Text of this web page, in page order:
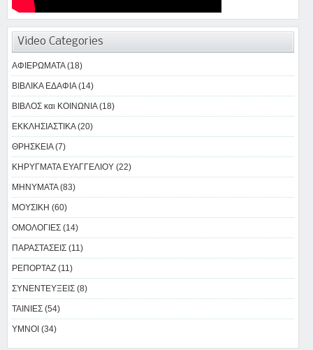
Video Categories
ΑΦΙΕΡΩΜΑΤΑ (18)
ΒΙΒΛΙΚΑ ΕΔΑΦΙΑ (14)
ΒΙΒΛΟΣ και ΚΟΙΝΩΝΙΑ (18)
ΕΚΚΛΗΣΙΑΣΤΙΚΑ (20)
ΘΡΗΣΚΕΙΑ (7)
ΚΗΡΥΓΜΑΤΑ ΕΥΑΓΓΕΛΙΟΥ (22)
ΜΗΝΥΜΑΤΑ (83)
ΜΟΥΣΙΚΗ (60)
ΟΜΟΛΟΓΙΕΣ (14)
ΠΑΡΑΣΤΑΣΕΙΣ (11)
ΡΕΠΟΡΤΑΖ (11)
ΣΥΝΕΝΤΕΥΞΕΙΣ (8)
ΤΑΙΝΙΕΣ (54)
ΥΜΝΟΙ (34)